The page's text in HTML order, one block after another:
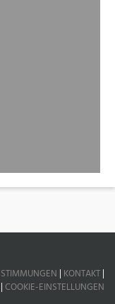
| KONTAKT|
|COOKIE-EINSTELLUNGEN